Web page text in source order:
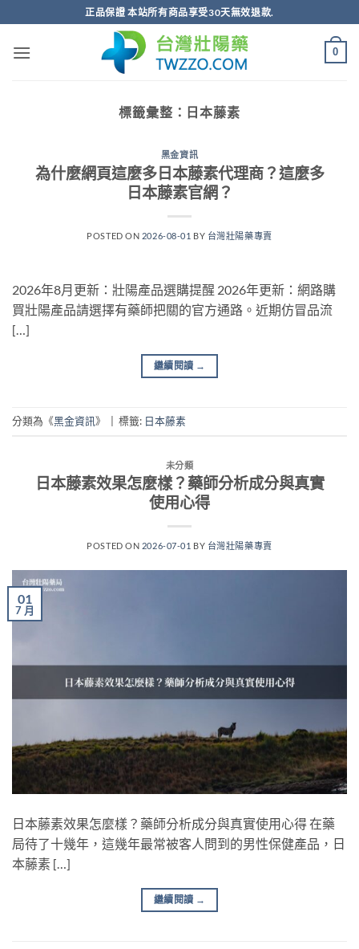
轉
正品保證 本站所有商品享受30天無效退款.
0
標籤彙整： 日本藤素
黑金資訊
為什麼網頁這麼多日本藤素代理商？這麼多
日本藤素官網？
POSTED ON 2026-08-01 BY 台灣壯陽藥專賣
2026年8月更新：壯陽產品選購提醒 2026年更新：網路購
買壯陽產品請選擇有藥師把關的官方通路。近期仿冒品流
[…]
繼續閱讀 →
分類為《黑金資訊》 標籤: 日本藤素
未分類
日本藤素效果怎麼樣？藥師分析成分與真實
使用心得
POSTED ON 2026-07-01 BY 台灣壯陽藥專賣
01
7 月
日本藤素效果怎麼樣？藥師分析成分與真實使用心得 在藥
局待了十幾年，這幾年最常被客人問到的男性保健產品，日
本藤素 […]
繼續閱讀 →